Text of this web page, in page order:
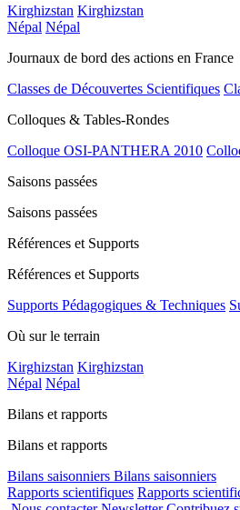
Kirghizstan Kirghizstan
Népal Népal
Journaux de bord des actions en France
Classes de Découvertes Scientifiques
Colloques & Tables-Rondes
Colloque OSI-PANTHERA 2010
Saisons passées
Saisons passées
Références et Supports
Références et Supports
Supports Pédagogiques & Techniques
Où sur le terrain
Kirghizstan Kirghizstan
Népal Népal
Bilans et rapports
Bilans et rapports
Bilans saisonniers Bilans saisonniers
Rapports scientifiques Rapports